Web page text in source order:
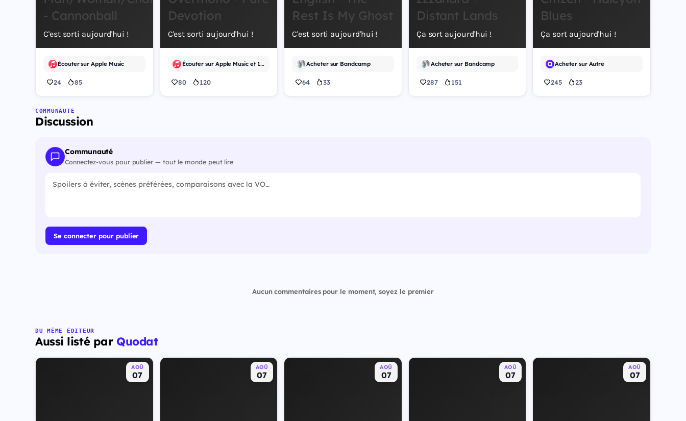
- Cannonball
C'est sorti aujourd'hui !
Écouter sur Apple Music
24 85
Devotion
C'est sorti aujourd'hui !
Écouter sur Apple Music et 1 autre
80 120
Rest Is My Ghost
C'est sorti aujourd'hui !
Acheter sur Bandcamp
64 33
Distant Lands
Ça sort aujourd'hui !
Acheter sur Bandcamp
287 151
Blues
Ça sort aujourd'hui !
Acheter sur Autre
245 23
COMMUNAUTÉ
Discussion
Communauté
Connectez-vous pour publier — tout le monde peut lire
Se connecter pour publier
Aucun commentaires pour le moment, soyez le premier
DU MÊME ÉDITEUR
Aussi listé par Quodat
AOÛ
07
AOÛ
07
AOÛ
07
AOÛ
07
AOÛ
07